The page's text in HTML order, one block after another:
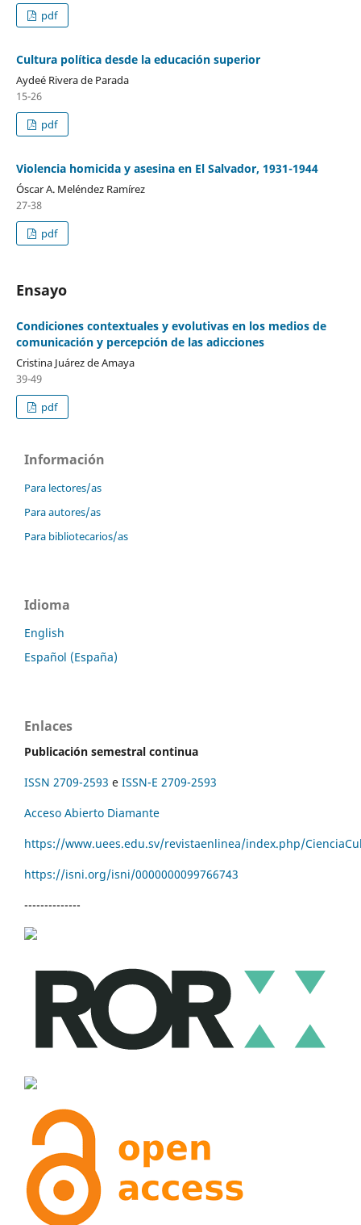
pdf
Cultura política desde la educación superior
Aydeé Rivera de Parada
15-26
pdf
Violencia homicida y asesina en El Salvador, 1931-1944
Óscar A. Meléndez Ramírez
27-38
pdf
Ensayo
Condiciones contextuales y evolutivas en los medios de
comunicación y percepción de las adicciones
Cristina Juárez de Amaya
39-49
pdf
Información
Para lectores/as
Para autores/as
Para bibliotecarios/as
Idioma
English
Español (España)
Enlaces
Publicación semestral continua
ISSN 2709-2593 e ISSN-E 2709-2593
Acceso Abierto Diamante
https://www.uees.edu.sv/revistaenlinea/index.php/
https://isni.org/isni/0000000099766743
--------------